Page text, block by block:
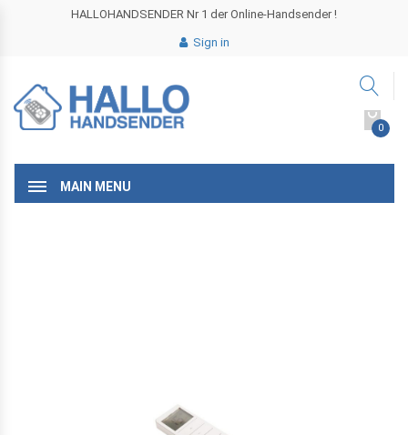
HALLOHANDSENDER Nr 1 der Online-Handsender !
Sign in
0
MAIN MENU